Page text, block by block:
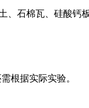
、石棉瓦、硅酸钙
根据实际实验。